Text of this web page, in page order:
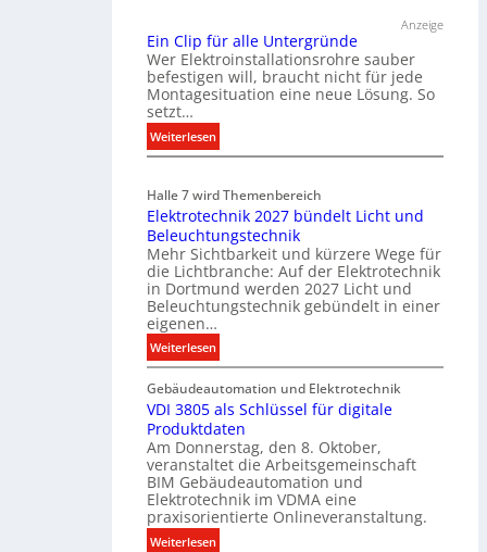
r
k
o
m
u
n
k
a
t
i
o
n
t
S
y
s
t
e
m
.
Anzeige
Ein Clip für alle Untergründe
Wer Elektroinstallationsrohre sauber
befestigen will, braucht nicht für jede
Montagesituation eine neue Lösung. So
setzt…
Weiterlesen:
E
n
C
l
i
p
f
a
l
e
U
n
t
e
r
g
Halle 7 wird Themenbereich
Elektrotechnik 2027 bündelt Licht und
Beleuchtungstechnik
Mehr Sichtbarkeit und kürzere Wege für
die Lichtbranche: Auf der Elektrotechnik
in Dortmund werden 2027 Licht und
Beleuchtungstechnik gebündelt in einer
eigenen…
Weiterlesen:
E
l
e
k
t
r
o
t
e
Gebäudeautomation und Elektrotechnik
VDI 3805 als Schlüssel für digitale
Produktdaten
Am Donnerstag, den 8. Oktober,
veranstaltet die Arbeitsgemeinschaft
BIM Gebäudeautomation und
Elektrotechnik im VDMA eine
praxisorientierte Onlineveranstaltung.
Weiterlesen: